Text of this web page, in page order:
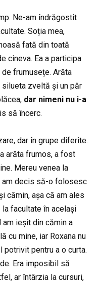
Ne-am îndrăgostit
Soția mea,
fată din toată
cineva. Ea a participa
frumusețe. Arăta
silueta zveltă și un păr
dar nimeni nu i-a
să încerc.
dar în grupe diferite.
arăta frumos, a fost
Mereu venea la
am decis să-o folosesc
cămin, așa că am ales
facultate în același
am ieșit din cămin a
cu mine, iar Roxana nu
potrivit pentru a o curta.
Era imposibil să
ar întârzia la cursuri,